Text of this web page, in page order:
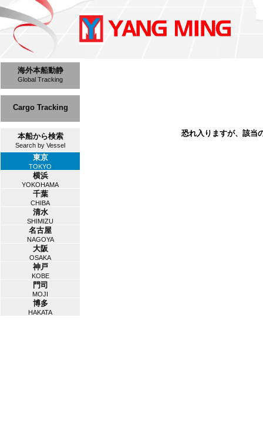
海外本船動静
Global Tracking
Cargo Tracking
本船から検索
Search by Vessel
東京
TOKYO
横浜
YOKOHAMA
千葉
CHIBA
清水
SHIMIZU
名古屋
NAGOYA
大阪
OSAKA
神戸
KOBE
門司
MOJI
博多
HAKATA
恐れ入りますが、該当